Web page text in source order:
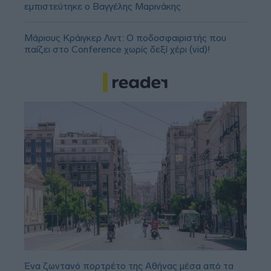
εμπιστεύτηκε ο Βαγγέλης Μαρινάκης
Μάριους Κράιγκερ Λιντ: Ο ποδοσφαιριστής που
παίζει στο Conference χωρίς δεξί χέρι (vid)!
Ένα ζωντανό πορτρέτο της Αθήνας μέσα από τα